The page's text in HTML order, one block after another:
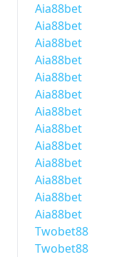
Aia88bet
Aia88bet
Aia88bet
Aia88bet
Aia88bet
Aia88bet
Aia88bet
Aia88bet
Aia88bet
Aia88bet
Aia88bet
Aia88bet
Aia88bet
Twobet88
Twobet88